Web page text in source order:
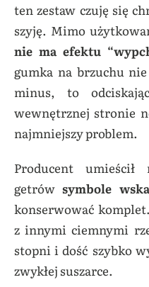
ten zestaw czuję się
szyję. Mimo
nie ma efektu
gumka na brzuchu
minus, to
wewnętrznej stronie
najmniejszy problem.
Producent
getrówsymbole
konserwować
z innymi ciemnymi
stopni i dość szybko
zwykłej suszarce.